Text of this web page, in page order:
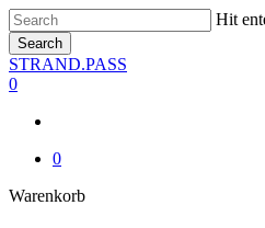
Skip
to
main
content
Hit
Search
Close
Search
STRAND.PASS
0
0
WarenkorbClose